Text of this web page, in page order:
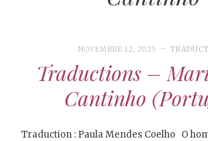
NOVEMBRE 12, 2025
Traductions –
Cantinho
Traduction : Paula Mendes Coelho O